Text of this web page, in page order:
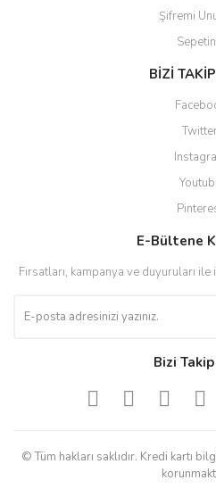
Şifremi
BİZİ
E-Bültene
Fırsatları, kampanya ve duyuruları
Bizi
© Tüm hakları saklıdır. Kredi kartı